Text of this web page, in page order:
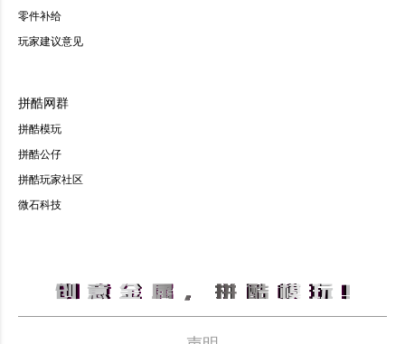
零件补给
玩家建议意见
拼酷网群
拼酷模玩
拼酷公仔
拼酷玩家社区
微石科技